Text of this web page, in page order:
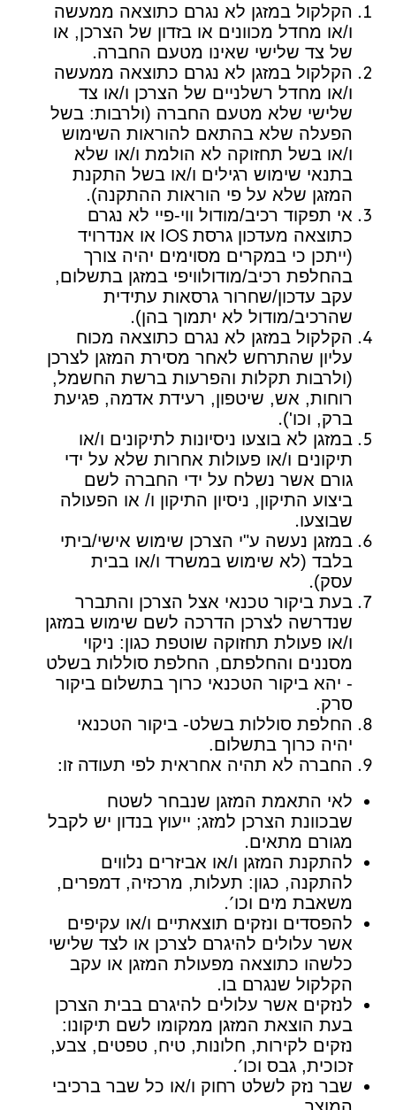
הקלקול במזגן לא נגרם כתוצאה ממעשה
ו/או מחדל מכוונים או בזדון של הצרכן, או
של צד שלישי שאינו מטעם החברה.
הקלקול במזגן לא נגרם כתוצאה ממעשה
ו/או מחדל רשלניים של הצרכן ו/או צד
שלישי שלא מטעם החברה (ולרבות: בשל
הפעלה שלא בהתאם להוראות השימוש
ו/או בשל תחזוקה לא הולמת ו/או שלא
בתנאי שימוש רגילים ו/או בשל התקנת
המזגן שלא על פי הוראות ההתקנה).
אי תפקוד רכיב/מודול ווי-פיי לא נגרם
כתוצאה מעדכון גרסת IOS
או אנדרויד
(ייתכן כי במקרים מסוימים יהיה צורך
בהחלפת רכיב/מודולוויפי במזגן בתשלום,
עקב עדכון/שחרור גרסאות עתידית
שהרכיב/מודול לא יתמוך בהן).
הקלקול במזגן לא נגרם כתוצאה מכוח
עליון שהתרחש לאחר מסירת המזגן לצרכן
(ולרבות תקלות והפרעות ברשת החשמל,
רוחות, אש, שיטפון, רעידת אדמה, פגיעת
ברק, וכו').
במזגן לא בוצעו ניסיונות לתיקונים ו/או
תיקונים ו/או פעולות אחרות שלא על ידי
גורם אשר נשלח על ידי החברה לשם
ביצוע התיקון, ניסיון התיקון ו/ או הפעולה
שבוצעו.
במזגן נעשה ע"י הצרכן שימוש אישי/ביתי
בלבד (לא שימוש במשרד ו/או בבית
עסק).
בעת ביקור טכנאי אצל הצרכן והתברר
שנדרשה לצרכן הדרכה לשם שימוש במזגן
ו/או פעולת תחזוקה שוטפת כגון: ניקוי
מסננים והחלפתם, החלפת סוללות בשלט
- יהא ביקור הטכנאי כרוך בתשלום ביקור
סרק.
החלפת סוללות בשלט- ביקור הטכנאי
יהיה כרוך בתשלום.
החברה לא תהיה אחראית לפי תעודה זו:
לאי התאמת המזגן שנבחר לשטח
שבכוונת הצרכן למזג; ייעוץ בנדון יש לקבל
מגורם מתאים.
להתקנת המזגן ו/או אביזרים נלווים
להתקנה, כגון: תעלות, מרכזיה, דמפרים,
משאבת מים וכו'.
להפסדים ונזקים תוצאתיים ו/או עקיפים
אשר עלולים להיגרם לצרכן או לצד שלישי
כלשהו כתוצאה מפעולת המזגן או עקב
הקלקול שנגרם בו.
לנזקים אשר עלולים להיגרם בבית הצרכן
בעת הוצאת המזגן ממקומו לשם תיקונו:
נזקים לקירות, חלונות, טיח, טפטים, צבע,
זכוכית, גבס וכו'.
שבר נזק לשלט רחוק ו/או כל שבר ברכיבי